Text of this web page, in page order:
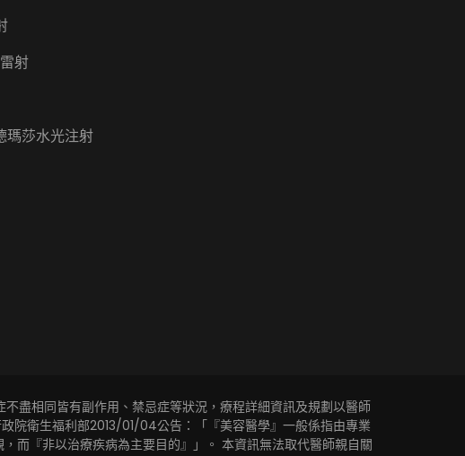
射
莎水光注射
盡相同皆有副作用、禁忌症等狀況，療程詳細資訊及規劃以醫師
院衛生福利部2013/01/04公告：「『美容醫學』一般係指由專業
而『非以治療疾病為主要目的』」。 本資訊無法取代醫師親自關